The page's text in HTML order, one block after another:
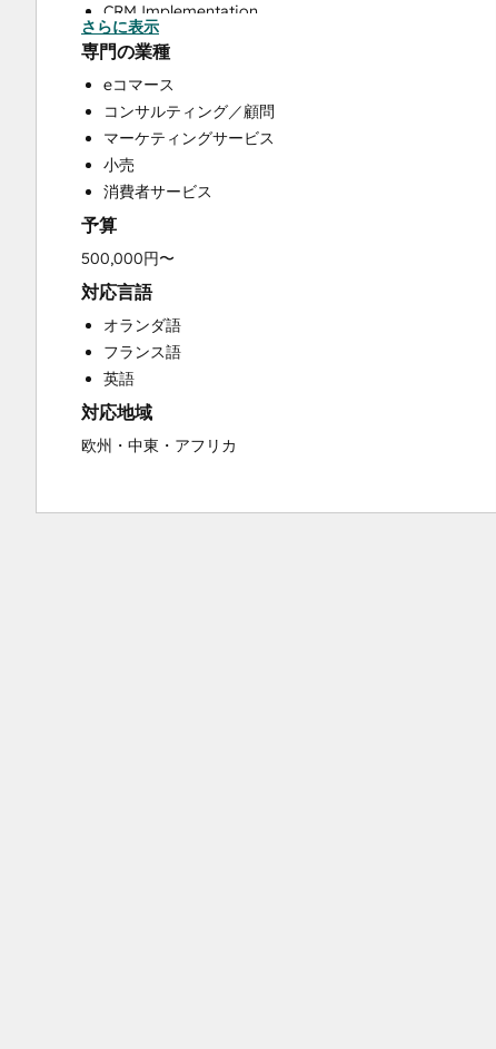
CRM Implementation
CRM Migration
Custom API Integrations
Customer Marketing
Customer Success Training
Customer Support Training
Customer Survey and Analysis
Email Marketing
Full Inbound Marketing Services
Knowledge Base Development
Paid Advertising
Programmable Automation
Sales and Marketing Alignment
Sales Coaching and Training
Sales Enablement
Search Engine Optimization
Social Media
さらに表示
専門の業種
eコマース
コンサルティング／顧問
マーケティングサービス
小売
消費者サービス
予算
500,000円〜
対応言語
オランダ語
フランス語
英語
対応地域
欧州・中東・アフリカ